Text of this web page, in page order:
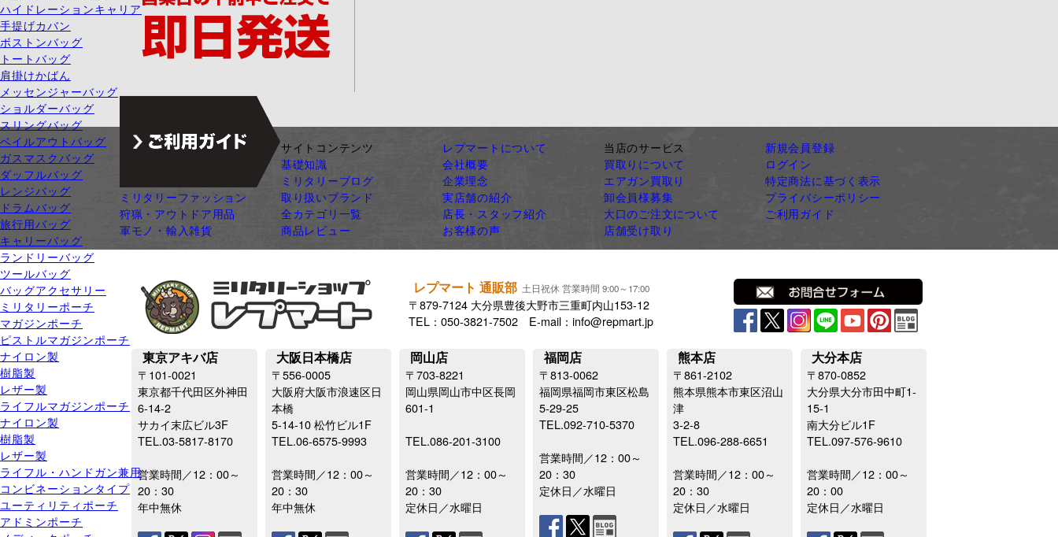
ハイドレーションキャリア
手提げカバン
ボストンバッグ
トートバッグ
肩掛けかばん
メッセンジャーバッグ
ショルダーバッグ
スリングバッグ
ベイルアウトバッグ
ガスマスクバッグ
ダッフルバッグ
レンジバッグ
ドラムバッグ
旅行用バッグ
キャリーバッグ
ランドリーバッグ
ツールバッグ
バッグアクセサリー
ミリタリーポーチ
マガジンポーチ
ピストルマガジンポーチ
ナイロン製
樹脂製
レザー製
ライフルマガジンポーチ
ナイロン製
樹脂製
レザー製
ライフル・ハンドガン兼用
コンビネーションタイプ
ユーティリティポーチ
アドミンポーチ
ジャンル別カテゴリ
ミリタリーファッション
狩猟・アウトドア用品
軍モノ・輸入雑貨
サイトコンテンツ
基礎知識
ミリタリーブログ
取り扱いブランド
全カテゴリ一覧
商品レビュー
レプマートについて
会社概要
企業理念
実店舗の紹介
店長・スタッフ紹介
お客様の声
当店のサービス
買取りについて
エアガン買取り
卸会員様募集
大口のご注文について
店舗受け取り
新規会員登録
ログイン
特定商法に基づく表示
プライバシーポリシー
ご利用ガイド
レプマート 通販部 土日祝休 営業時間 9:00～17:00
〒879-7124 大分県豊後大野市三重町内山153-12
TEL：050-3821-7502 E-mail：info@repmart.jp
東京アキバ店
〒101-0021
東京都千代田区外神田
6-14-2
サカイ末広ビル3F
TEL.03-5817-8170
営業時間／12：00～
20：30
年中無休
大阪日本橋店
〒556-0005
大阪府大阪市浪速区日
本橋
5-14-10 松竹ビル1F
TEL.06-6575-9993
営業時間／12：00～
20：30
年中無休
岡山店
〒703-8221
岡山県岡山市中区長岡
601-1
TEL.086-201-3100
営業時間／12：00～
20：30
定休日／水曜日
福岡店
〒813-0062
福岡県福岡市東区松島
5-29-25
TEL.092-710-5370
営業時間／12：00～
20：30
定休日／水曜日
熊本店
〒861-2102
熊本県熊本市東区沼山
津
3-2-8
TEL.096-288-6651
営業時間／12：00～
20：30
定休日／水曜日
大分本店
〒870-0852
大分県大分市田中町1-
15-1
南大分ビル1F
TEL.097-576-9610
営業時間／12：00～
20：00
定休日／水曜日